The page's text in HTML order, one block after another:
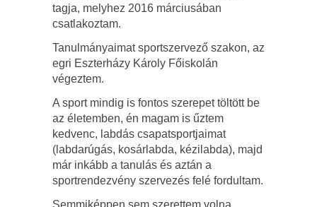
tagja, melyhez 2016 márciusában
csatlakoztam.
Tanulmányaimat sportszervező szakon, az
egri Eszterházy Károly Főiskolán
végeztem.
A sport mindig is fontos szerepet töltött be
az életemben, én magam is űztem
kedvenc, labdás csapatsportjaimat
(labdarúgás, kosárlabda, kézilabda), majd
már inkább a tanulás és aztán a
sportrendezvény szervezés felé fordultam.